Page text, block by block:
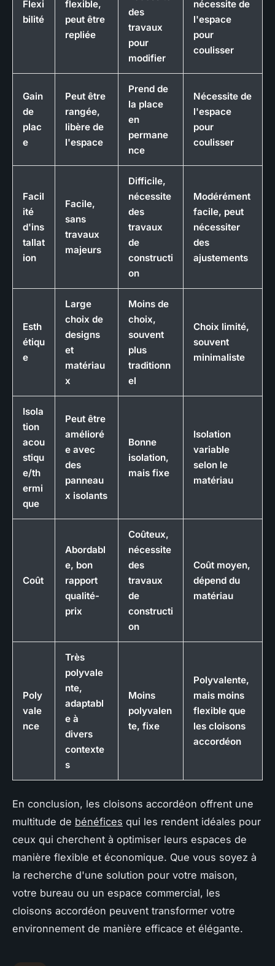
Flexi
bilité
flexible,
peut être
repliée
des
travaux
pour
modifier
nécessite de
l'espace
pour
coulisser
Gain
de
plac
e
Peut être
rangée,
libère de
l'espace
Prend de
la place
en
permane
nce
Nécessite de
l'espace
pour
coulisser
Facil
ité
d'ins
tallat
ion
Facile,
sans
travaux
majeurs
Difficile,
nécessite
des
travaux
de
constructi
on
Modérément
facile, peut
nécessiter
des
ajustements
Esth
étiqu
e
Large
choix de
designs
et
matériau
x
Moins de
choix,
souvent
plus
traditionn
el
Choix limité,
souvent
minimaliste
Isola
tion
acou
stiqu
e/th
ermi
que
Peut être
amélioré
e avec
des
panneau
x isolants
Bonne
isolation,
mais fixe
Isolation
variable
selon le
matériau
Coût
Abordabl
e, bon
rapport
qualité-
prix
Coûteux,
nécessite
des
travaux
de
constructi
on
Coût moyen,
dépend du
matériau
Poly
vale
nce
Très
polyvale
nte,
adaptabl
e à
divers
contexte
s
Moins
polyvalen
te, fixe
Polyvalente,
mais moins
flexible que
les cloisons
accordéon
En conclusion, les cloisons accordéon offrent une
multitude de bénéfices qui les rendent idéales pour
ceux qui cherchent à optimiser leurs espaces de
manière flexible et économique. Que vous soyez à
la recherche d'une solution pour votre maison,
votre bureau ou un espace commercial, les
cloisons accordéon peuvent transformer votre
environnement de manière efficace et élégante.